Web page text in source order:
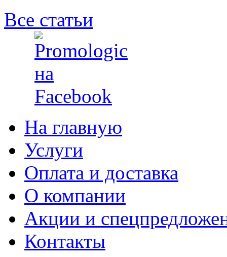
Все статьи
На главную
Услуги
Оплата и доставка
О компании
Акции и
Контакты